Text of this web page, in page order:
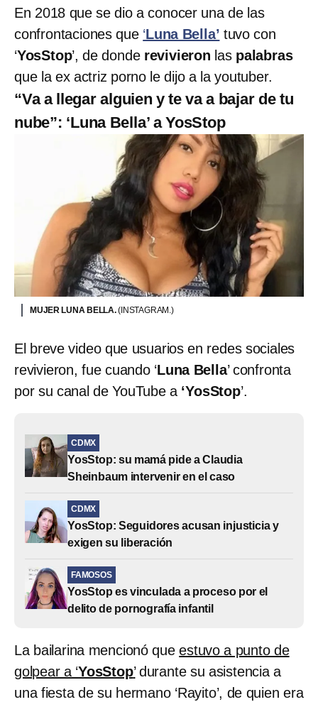
En 2018 que se dio a conocer una de las
confrontaciones que ‘Luna Bella’ tuvo con
‘YosStop’, de donde revivieron las palabras
que la ex actriz porno le dijo a la youtuber.
“Va a llegar alguien y te va a bajar de tu
nube”: ‘Luna Bella’ a YosStop
MUJER LUNA BELLA.(INSTAGRAM.)
El breve video que usuarios en redes sociales
revivieron, fue cuando ‘Luna Bella’ confronta
por su canal de YouTube a ‘YosStop’.
CDMX
YosStop: su mamá pide a Claudia
Sheinbaum intervenir en el caso
CDMX
YosStop: Seguidores acusan injusticia y
exigen su liberación
FAMOSOS
YosStop es vinculada a proceso por el
delito de pornografía infantil
La bailarina mencionó queestuvo a punto de
golpear a ‘YosStop’durante su asistencia a
una fiesta de su hermano ‘Rayito’, de quien era